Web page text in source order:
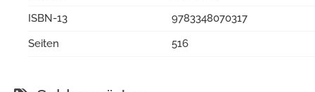
ISBN-13
9783348070317
Seiten
516